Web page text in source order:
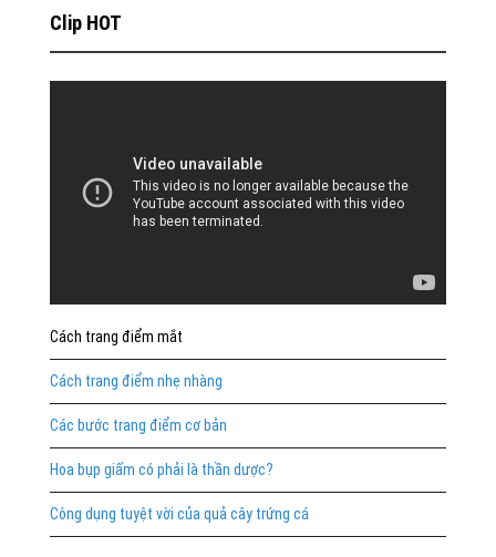
Clip HOT
Cách trang điểm mắt
Cách trang điểm nhẹ nhàng
Các bước trang điểm cơ bản
Hoa bụp giấm có phải là thần dược?
Công dụng tuyệt vời của quả cây trứng cá